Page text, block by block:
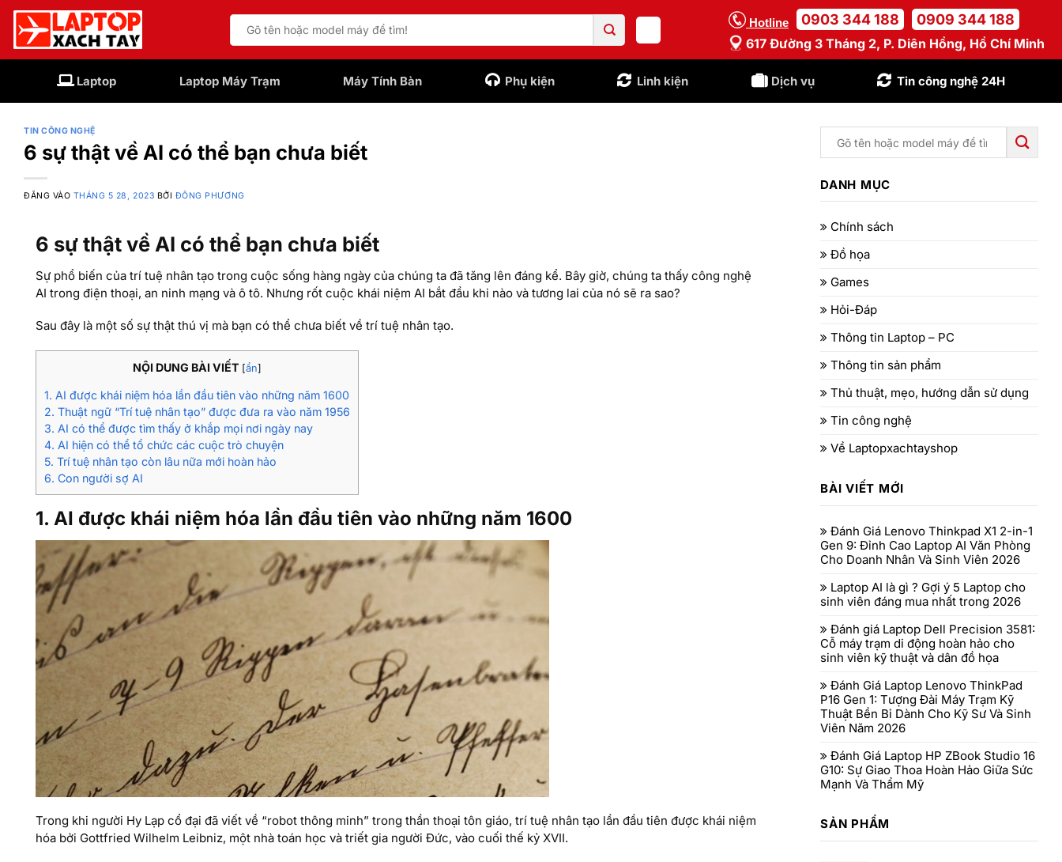
Bỏ
qua
nội
dung
Tìm
kiếm:
Hotline 0903 344 188 0909 344 188
617 Đường 3 Tháng 2, P. Diên Hồng, Hồ Chí Minh
Laptop Laptop Máy Trạm Máy Tính Bàn Phụ kiện Linh kiện Dịch vụ Tin công nghệ 24H
TIN CÔNG NGHỆ
6 sự thật về AI có thể bạn chưa biết
ĐĂNG VÀO THÁNG 5 28, 2023 BỞI ĐÔNG PHƯƠNG
6 sự thật về AI có thể bạn chưa biết
Sự phổ biến của trí tuệ nhân tạo trong cuộc sống hàng ngày của chúng ta đã tăng lên đáng kể. Bây giờ, chúng ta thấy công nghệ
AI trong điện thoại, an ninh mạng và ô tô. Nhưng rốt cuộc khái niệm AI bắt đầu khi nào và tương lai của nó sẽ ra sao?
Sau đây là một số sự thật thú vị mà bạn có thể chưa biết về trí tuệ nhân tạo.
NỘI DUNG BÀI VIẾT [ẩn]
1. AI được khái niệm hóa lần đầu tiên vào những năm 1600
2. Thuật ngữ “Trí tuệ nhân tạo” được đưa ra vào năm 1956
3. AI có thể được tìm thấy ở khắp mọi nơi ngày nay
4. AI hiện có thể tổ chức các cuộc trò chuyện
5. Trí tuệ nhân tạo còn lâu nữa mới hoàn hảo
6. Con người sợ AI
1. AI được khái niệm hóa lần đầu tiên vào những năm 1600
Trong khi người Hy Lạp cổ đại đã viết về “robot thông minh” trong thần thoại tôn giáo, trí tuệ nhân tạo lần đầu tiên được khái niệm
hóa bởi Gottfried Wilhelm Leibniz, một nhà toán học và triết gia người Đức, vào cuối thế kỷ XVII.
DANH MỤC
Chính sách
Đồ họa
Games
Hỏi-Đáp
Thông tin Laptop – PC
Thông tin sản phẩm
Thủ thuật, mẹo, hướng dẫn sử dụng
Tin công nghệ
Về Laptopxachtayshop
BÀI VIẾT MỚI
Đánh Giá Lenovo Thinkpad X1 2-in-1
Gen 9: Đỉnh Cao Laptop AI Văn Phòng
Cho Doanh Nhân Và Sinh Viên 2026
Laptop AI là gì ? Gợi ý 5 Laptop cho
sinh viên đáng mua nhất trong 2026
Đánh giá Laptop Dell Precision 3581:
Cỗ máy trạm di động hoàn hảo cho
sinh viên kỹ thuật và dân đồ họa
Đánh Giá Laptop Lenovo ThinkPad
P16 Gen 1: Tượng Đài Máy Trạm Kỹ
Thuật Bền Bỉ Dành Cho Kỹ Sư Và Sinh
Viên Năm 2026
Đánh Giá Laptop HP ZBook Studio 16
G10: Sự Giao Thoa Hoàn Hảo Giữa Sức
Mạnh Và Thẩm Mỹ
SẢN PHẨM